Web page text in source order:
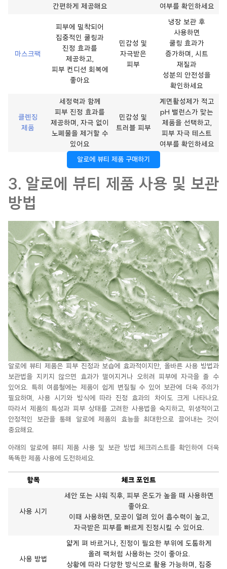
간편하게 제공해요
여부를 확인하세요
마스크팩
피부에 밀착되어
집중적인 쿨링과
진정 효과를
제공하고,
피부 컨디션 회복에
좋아요
민감성 및
자극받은
피부
냉장 보관 후
사용하면
쿨링 효과가
증가하며, 시트
재질과
성분의 안전성을
확인하세요
클렌징
제품
세정력과 함께
피부 진정 효과를
제공하며, 자극 없이
노폐물을 제거할 수
있어요
민감성 및
트러블 피부
계면활성제가 적고
pH 밸런스가 맞는
제품을 선택하고,
피부 자극 테스트
여부를 확인하세요
알로에 뷰티 제품 구매하기
3. 알로에 뷰티 제품 사용 및 보관
방법
알로에 뷰티 제품은 피부 진정과 보습에 효과적이지만, 올바른 사용 방법과
보관법을 지키지 않으면 효과가 떨어지거나 오히려 피부에 자극을 줄 수
있어요. 특히 여름철에는 제품이 쉽게 변질될 수 있어 보관에 더욱 주의가
필요하며, 사용 시기와 방식에 따라 진정 효과의 차이도 크게 나타나요.
따라서 제품의 특성과 피부 상태를 고려한 사용법을 숙지하고, 위생적이고
안정적인 보관을 통해 알로에 제품의
효능을 최대한으로 끌어내는 것이
중요해요.
아래의 알로에 뷰티 제품 사용 및 보관 방법 체크리스트를 확인하여 더욱
똑똑한 제품 사용에 도전하세요.
항목 체크 포인트
사용 시기
세안 또는 샤워 직후, 피부 온도가 높을 때 사용하면
좋아요.
이때 사용하면, 모공이 열려 있어 흡수력이 높고,
자극받은 피부를 빠르게 진정시킬 수 있어요.
사용 방법
얇게 펴 바르거나, 진정이 필요한 부위에 도톰하게
올려 팩처럼 사용하는 것이 좋아요.
상황에 따라 다양한 방식으로 활용 가능하며, 집중